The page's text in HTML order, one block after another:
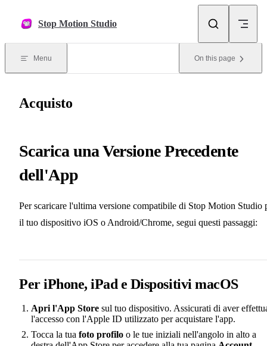
Stop Motion Studio
Menu On this page
Acquisto
Scarica una Versione Precedente
dell'App
Per scaricare l'ultima versione compatibile di Stop Motion Studio
il tuo dispositivo iOS o Android/Chrome, segui questi passaggi:
Per iPhone, iPad e Dispositivi macOS
Apri l'App Store sul tuo dispositivo. Assicurati di aver
l'accesso con l'Apple ID utilizzato per acquistare l'app.
Tocca la tua foto profilo o le tue iniziali nell'angolo in alto a